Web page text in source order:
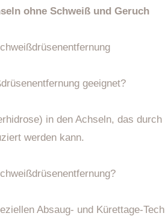
ohne Schweiß und Geruch
geeignet?
in den Achseln, das
werden kann.
Absaug- und Kürettage-